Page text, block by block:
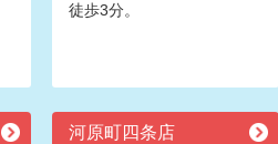
徒歩3分。
河原町四条店